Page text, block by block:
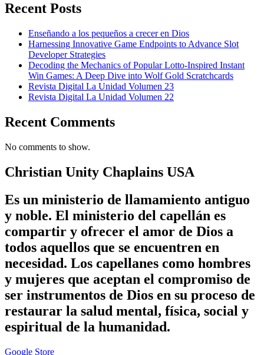
Recent Posts
Enseñando a los pequeños a crecer en Dios
Harnessing Innovative Game Endpoints to Advance Slot
Developer Strategies
Decoding the Mechanics of Popular Lotto-Inspired Instant
Win Games: A Deep Dive into Wolf Gold Scratchcards
Revista Digital La Unidad Volumen 23
Revista Digital La Unidad Volumen 22
Recent Comments
No comments to show.
Christian Unity Chaplains USA
Es un ministerio de llamamiento antiguo
y noble. El ministerio del capellán es
compartir y ofrecer el amor de Dios a
todos aquellos que se encuentren en
necesidad. Los capellanes como hombres
y mujeres que aceptan el compromiso de
ser instrumentos de Dios en su proceso de
restaurar la salud mental, física, social y
espiritual de la humanidad.
Google Store